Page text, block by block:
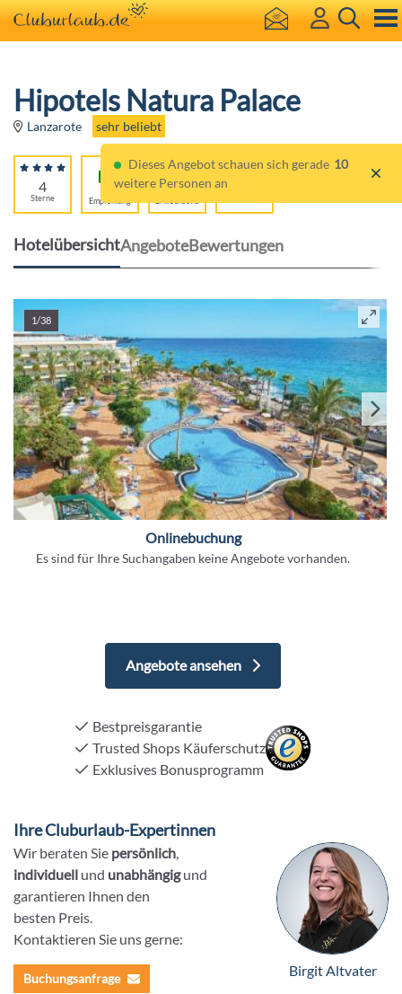
Hipotels Natura Palace
Lanzarote sehr beliebt
4
Sterne
Empfehlung
HotelübersichtAngeboteBewertungen
1/38
Onlinebuchung
Es sind für Ihre Suchangaben keine Angebote vorhanden.
Angebote ansehen
Bestpreisgarantie
Trusted Shops Käuferschutz
Exklusives Bonusprogramm
Ihre Cluburlaub-Expertinnen
Wir beraten Sie persönlich,
individuell und unabhängigund
garantieren Ihnen den
besten Preis.
Kontaktieren Sie uns gerne:
Buchungsanfrage Birgit Altvater
Dieses Angebot schauen sich gerade 10
weitere Personen an